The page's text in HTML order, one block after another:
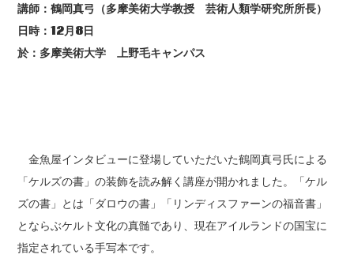
講師：鶴岡真弓（多摩美術大学教授 芸術人類学研究所所長）
日時：12月8日
於：多摩美術大学 上野毛キャンパス
金魚屋インタビューに登場していただいた鶴岡真弓氏による
「ケルズの書」の装飾を読み解く講座が開かれました。「ケル
ズの書」とは「ダロウの書」「リンディスファーンの福音書」
とならぶケルト文化の真髄であり、現在アイルランドの国宝に
指定されている手写本です。